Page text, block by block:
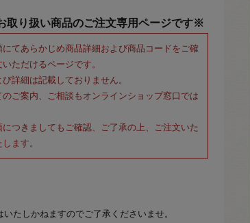
取り扱い商品のご注文専用ページです※
にてあらかじめ商品詳細および商品コードをご確
ただけるページです。
詳細は記載しておりません。
のご案内、ご相談もオンラインショップ窓口では
つきましてもご確認、ご了承の上、ご注文いた
ます。
いたしかねますのでご了承くださいませ。